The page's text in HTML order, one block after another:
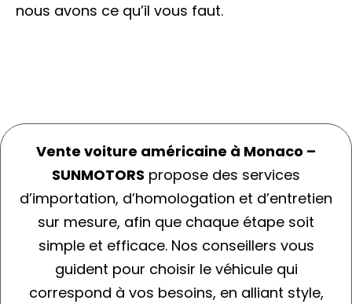
nous avons ce qu’il vous faut.
Vente voiture américaine à Monaco –
SUNMOTORS propose des services
d’importation, d’homologation et d’entretien
sur mesure, afin que chaque étape soit
simple et efficace. Nos conseillers vous
guident pour choisir le véhicule qui
correspond à vos besoins, en alliant style,